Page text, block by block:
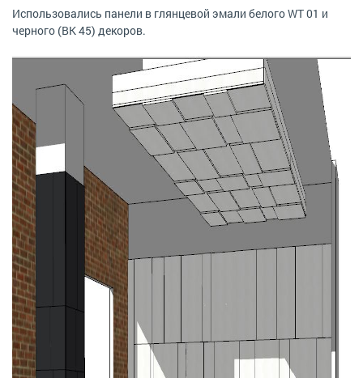
Использовались панели в глянцевой эмали белого WT 01 и
черного (BK 45) декоров.